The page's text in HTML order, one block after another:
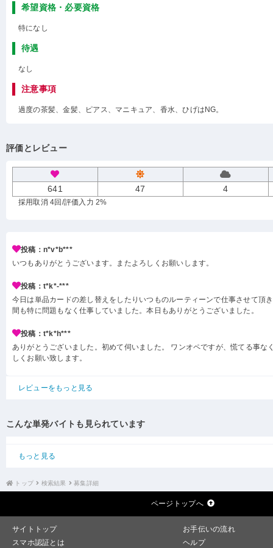
希望資格・必要資格
特になし
待遇
なし
注意事項
過度の茶髪、金髪、ピアス、マニキュア、香水、ひげはNG。
評価とレビュー
641 47 4
採用取消 4回 /評価入力 2%
投稿：n*v*b***
いつもありがとうございます。またよろしくお願いします。
投稿：t*k*-***
今日は単品カードの差し替えをしたりいつものルーティーンで仕事させて頂
間も特に問題もなく仕事していました。本日もありがとうございました。
投稿：t*k*h***
ありがとうございました。初めて伺いました。 ワンオペですが、慌てる事な
しくお願い致します。
レビューをもっと見る
こんな単発バイトも見られています
もっと見る
トップ 検索結果 募集詳細
ページトップへ
サイトトップ
お手伝いの流れ
スマホ認証とは
ヘルプ